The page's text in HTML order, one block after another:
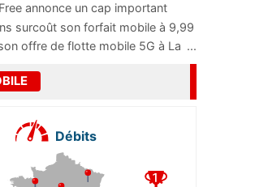
annonce un cap important
...
surcoût son forfait mobile à 9,99
offre de flotte mobile 5G à La ...
Débits